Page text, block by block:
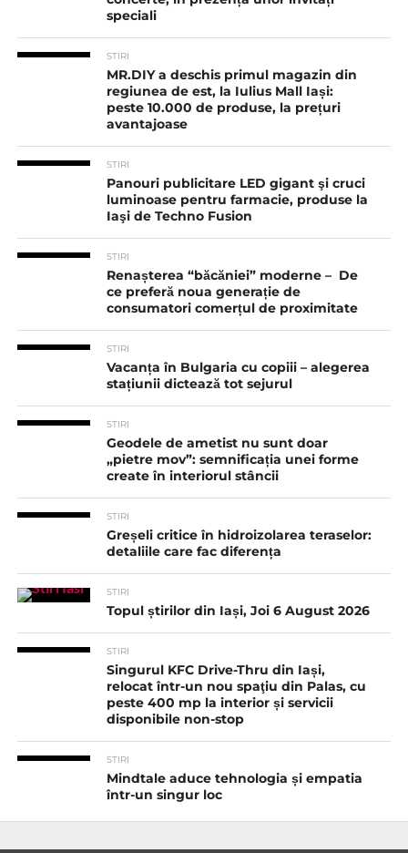
speciali
STIRI
MR.DIY a deschis primul magazin din
regiunea de est, la Iulius Mall Iași:
peste 10.000 de produse, la prețuri
avantajoase
STIRI
Panouri publicitare LED gigant şi cruci
luminoase pentru farmacie, produse la
Iaşi de Techno Fusion
STIRI
Renașterea “băcăniei” moderne – De
ce preferă noua generație de
consumatori comerțul de proximitate
STIRI
Vacanța în Bulgaria cu copiii – alegerea
stațiunii dictează tot sejurul
STIRI
Geodele de ametist nu sunt doar
„pietre mov”: semnificația unei forme
create în interiorul stâncii
STIRI
Greșeli critice în hidroizolarea teraselor:
detaliile care fac diferența
STIRI
Topul știrilor din Iași, Joi 6 August 2026
STIRI
Singurul KFC Drive-Thru din Iași,
relocat într-un nou spaţiu din Palas, cu
peste 400 mp la interior și servicii
disponibile non-stop
STIRI
Mindtale aduce tehnologia și empatia
într-un singur loc